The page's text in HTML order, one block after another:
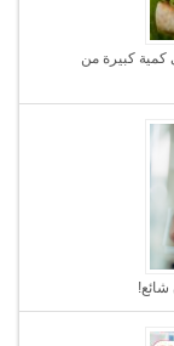
كمية كبيرة من
شائع!